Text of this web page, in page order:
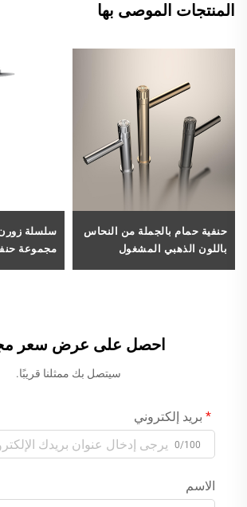
المنتجات الموصى بها
حنفية حمام بالجملة من النحاس
باللون الذهبي المشغول
مجموعة
احصل على عرض سعر
سيتصل بك ممثلنا قريبًا.
بريد إلكتروني
0/100
الاسم